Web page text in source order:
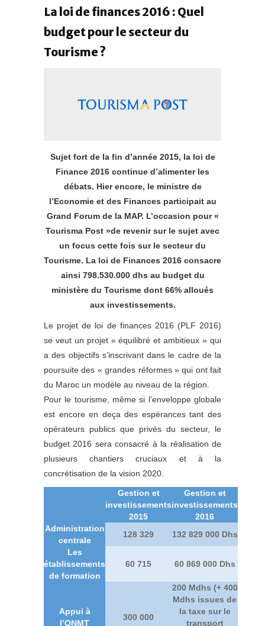
La loi de finances 2016 : Quel
budget pour le secteur du
Tourisme ?
Sujet fort de la fin d’année 2015, la loi de
Finance 2016 continue d’alimenter les
débats. Hier encore, le ministre de
l’Economie et des Finances participait au
Grand Forum de la MAP. L’occasion pour «
Tourisma Post »de revenir sur le sujet avec
un focus cette fois sur le secteur du
Tourisme. La loi de Finances 2016 consacre
ainsi 798.530.000 dhs au budget du
ministère du Tourisme dont 66% alloués
aux investissements.
Le projet de loi de finances 2016 (PLF 2016)
se veut un projet « équilibré et ambitieux » qui
a des objectifs s’inscrivant dans le cadre de la
poursuite des « grandes réformes » qui ont fait
du Maroc un modèle au niveau de la région.
Pour le tourisme, même si l’enveloppe globale
est encore en deça des espérances tant des
opérateurs publics que privés du secteur, le
budget 2016 sera consacré à la réalisation de
plusieurs chantiers cruciaux et à la
concrétisation de la vision 2020.
Gestion et
investissements
2015
Gestion et
investissements
2016
Administration
centrale
128 329
132 829 000 Dhs
Les
établissements
de formation
60 715 60 869 000 Dhs
Appui à
l’ONMT
300 000
200 Mdhs (+ 400
Mdhs issues de
la taxe sur le
transport